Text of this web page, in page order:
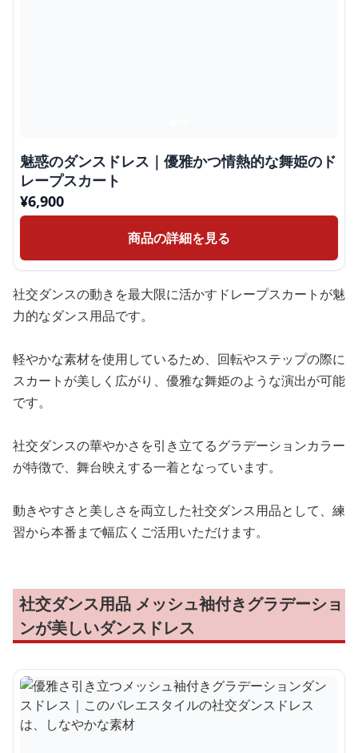
魅惑のダンスドレス｜優雅かつ情熱的な舞姫のド
レープスカート
¥6,900
商品の詳細を見る
社交ダンスの動きを最大限に活かすドレープスカートが魅
力的なダンス用品です。
軽やかな素材を使用しているため、回転やステップの際に
スカートが美しく広がり、優雅な舞姫のような演出が可能
です。
社交ダンスの華やかさを引き立てるグラデーションカラー
が特徴で、舞台映えする一着となっています。
動きやすさと美しさを両立した社交ダンス用品として、練
習から本番まで幅広くご活用いただけます。
社交ダンス用品 メッシュ袖付きグラデーショ
ンが美しいダンスドレス